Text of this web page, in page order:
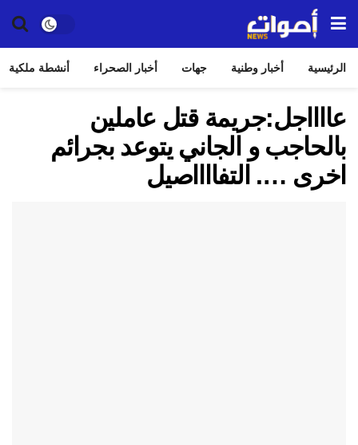
الرئيسية أخبار وطنية جهات أخبار الصحراء أنشطة ملكية
عااااجل:جريمة قتل عاملين
بالحاجب و الجاني يتوعد بجرائم
اخرى …. التفااااصيل